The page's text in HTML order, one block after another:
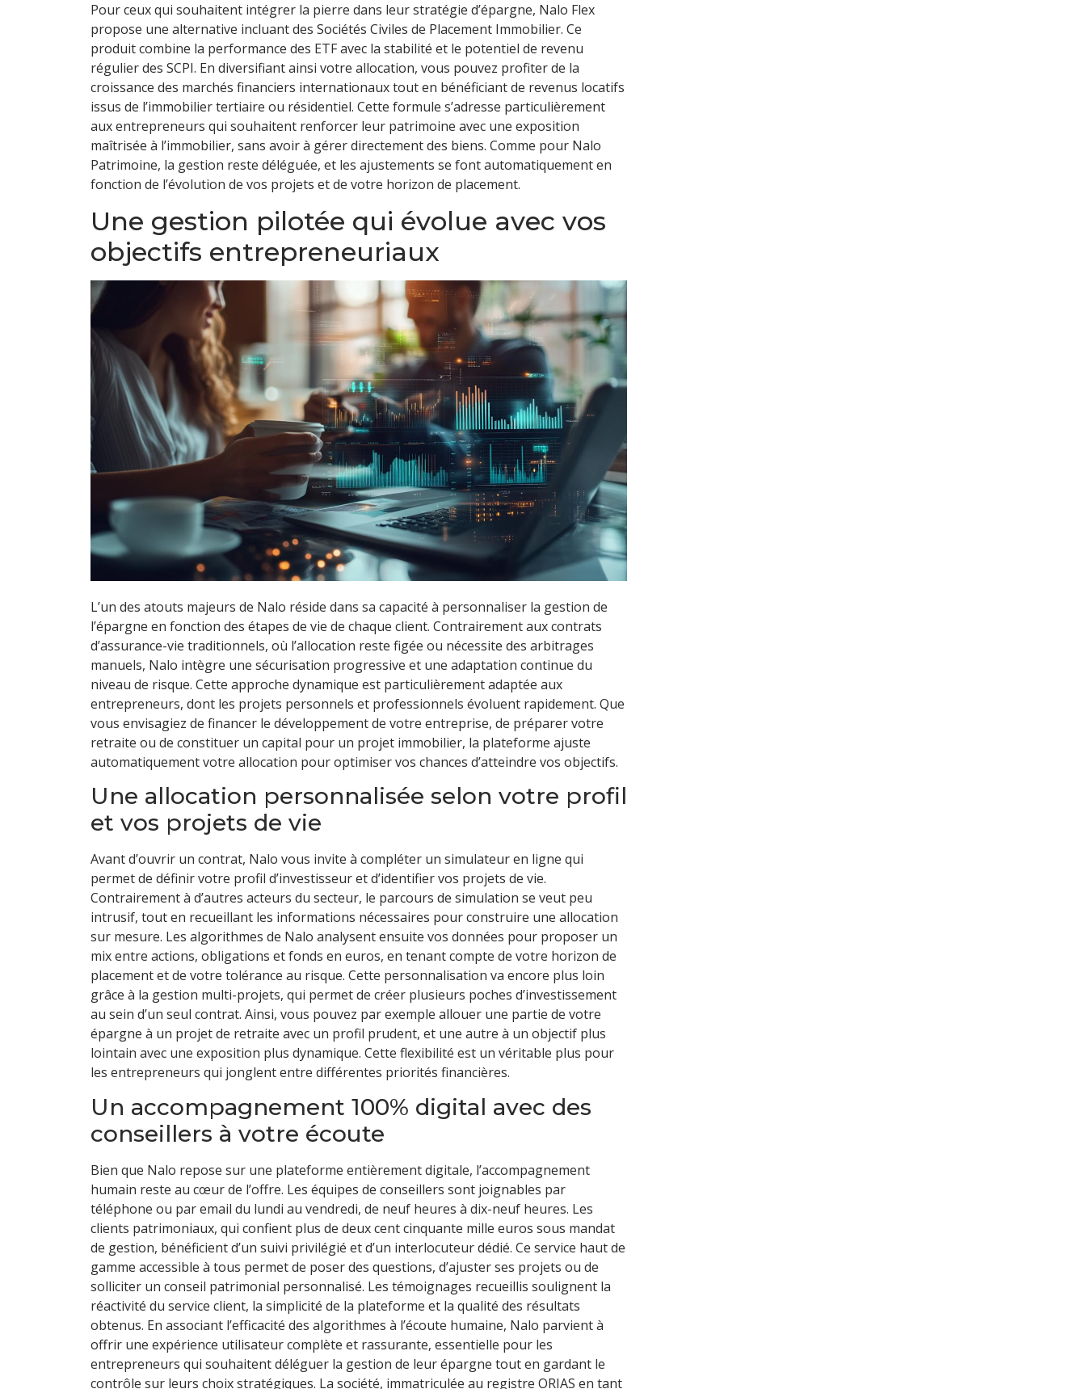
Pour ceux qui souhaitent intégrer la pierre dans leur stratégie d’épargne, Nalo Flex
propose une alternative incluant des Sociétés Civiles de Placement Immobilier. Ce
produit combine la performance des ETF avec la stabilité et le potentiel de revenu
régulier des SCPI. En diversifiant ainsi votre allocation, vous pouvez profiter de la
croissance des marchés financiers internationaux tout en bénéficiant de revenus locatifs
issus de l’immobilier tertiaire ou résidentiel. Cette formule s’adresse particulièrement
aux entrepreneurs qui souhaitent renforcer leur patrimoine avec une exposition
maîtrisée à l’immobilier, sans avoir à gérer directement des biens. Comme pour Nalo
Patrimoine, la gestion reste déléguée, et les ajustements se font automatiquement en
fonction de l’évolution de vos projets et de votre horizon de placement.
Une gestion pilotée qui évolue avec vos
objectifs entrepreneuriaux
L’un des atouts majeurs de Nalo réside dans sa capacité à personnaliser la gestion de
l’épargne en fonction des étapes de vie de chaque client. Contrairement aux contrats
d’assurance-vie traditionnels, où l’allocation reste figée ou nécessite des arbitrages
manuels, Nalo intègre une sécurisation progressive et une adaptation continue du
niveau de risque. Cette approche dynamique est particulièrement adaptée aux
entrepreneurs, dont les projets personnels et professionnels évoluent rapidement. Que
vous envisagiez de financer le développement de votre entreprise, de préparer votre
retraite ou de constituer un capital pour un projet immobilier, la plateforme ajuste
automatiquement votre allocation pour optimiser vos chances d’atteindre vos objectifs.
Une allocation personnalisée selon votre profil
et vos projets de vie
Avant d’ouvrir un contrat, Nalo vous invite à compléter un simulateur en ligne qui
permet de définir votre profil d’investisseur et d’identifier vos projets de vie.
Contrairement à d’autres acteurs du secteur, le parcours de simulation se veut peu
intrusif, tout en recueillant les informations nécessaires pour construire une allocation
sur mesure. Les algorithmes de Nalo analysent ensuite vos données pour proposer un
mix entre actions, obligations et fonds en euros, en tenant compte de votre horizon de
placement et de votre tolérance au risque. Cette personnalisation va encore plus loin
grâce à la gestion multi-projets, qui permet de créer plusieurs poches d’investissement
au sein d’un seul contrat. Ainsi, vous pouvez par exemple allouer une partie de votre
épargne à un projet de retraite avec un profil prudent, et une autre à un objectif plus
lointain avec une exposition plus dynamique. Cette flexibilité est un véritable plus pour
les entrepreneurs qui jonglent entre différentes priorités financières.
Un accompagnement 100% digital avec des
conseillers à votre écoute
Bien que Nalo repose sur une plateforme entièrement digitale, l’accompagnement
humain reste au cœur de l’offre. Les équipes de conseillers sont joignables par
téléphone ou par email du lundi au vendredi, de neuf heures à dix-neuf heures. Les
clients patrimoniaux, qui confient plus de deux cent cinquante mille euros sous mandat
de gestion, bénéficient d’un suivi privilégié et d’un interlocuteur dédié. Ce service haut de
gamme accessible à tous permet de poser des questions, d’ajuster ses projets ou de
solliciter un conseil patrimonial personnalisé. Les témoignages recueillis soulignent la
réactivité du service client, la simplicité de la plateforme et la qualité des résultats
obtenus. En associant l’efficacité des algorithmes à l’écoute humaine, Nalo parvient à
offrir une expérience utilisateur complète et rassurante, essentielle pour les
entrepreneurs qui souhaitent déléguer la gestion de leur épargne tout en gardant le
contrôle sur leurs choix stratégiques. La société, immatriculée au registre ORIAS en tant